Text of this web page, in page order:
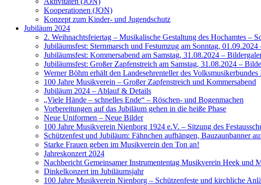
Kooperationen (JON)
Konzept zum Kinder- und Jugendschutz
Jubiläum 2024
2. Weihnachtsfeiertag – Musikalische Gestaltung des Hochamtes –
Jubiläumsfest: Sternmarsch und Festumzug am Sonntag,
Jubiläumsfest: Kommersabend am Samstag, 31.08.2024 –
Jubiläumsfest: Großer Zapfenstreich am Samstag, 31.08.2024 –
Werner Böhm erhält den Landesehrenteller des
100 Jahre Musikverein – Großer Zapfenstreich und Kommersabend
Jubiläum 2024 – Ablauf & Details
„Viele Hände – schnelles Ende“ – Röschen- und Bogenmachen
Vorbereitungen auf das Jubiläum gehen in die heiße Phase
Neue Uniformen – Neue Bilder
100 Jahre Musikverein Nienborg 1924 e.V. – Sitzung des
Schützenfest und Jubiläum: Fähnchen aufhängen, Bauzaunbanner
Starke Frauen geben im Musikverein den Ton an!
Jahreskonzert 2024
Nachbericht Gemeinsamer Instrumententag Musikverein Heek und
Dinkelkonzert im Jubiläumsjahr
100 Jahre Musikverein Nienborg – Schützenfeste und kirchliche